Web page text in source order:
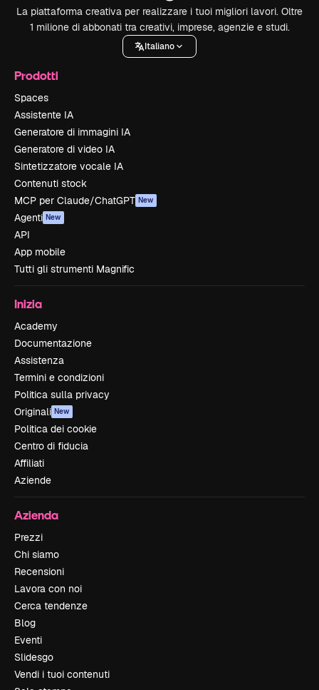
La piattaforma creativa per realizzare i tuoi migliori lavori. Oltre
1 milione di abbonati tra creativi, imprese, agenzie e studi.
Italiano
Prodotti
Spaces
Assistente IA
Generatore di immagini IA
Generatore di video IA
Sintetizzatore vocale IA
Contenuti stock
MCP per Claude/ChatGPT New
Agenti New
API
App mobile
Tutti gli strumenti Magnific
Inizia
Academy
Documentazione
Assistenza
Termini e condizioni
Politica sulla privacy
Originali New
Politica dei cookie
Centro di fiducia
Affiliati
Aziende
Azienda
Prezzi
Chi siamo
Recensioni
Lavora con noi
Cerca tendenze
Blog
Eventi
Slidesgo
Vendi i tuoi contenuti